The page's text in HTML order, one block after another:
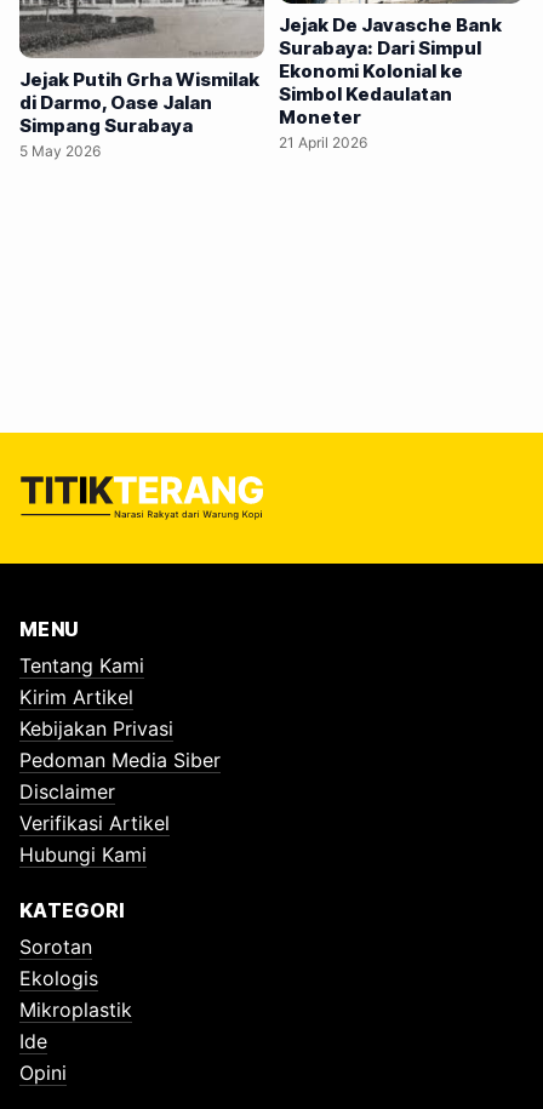
tenang dengan cat kusam dan tembok tebal peninggalan
kolonial. Di nomor 70 jalan sempit itu, Pabrik Siropen
Telasih tetap hidup setelah satu abad lebih. Pagi datang
pelan di Mliwis. Cahaya matahari jatuh…
Jejak Putih Grha Wismilak
di Darmo, Oase Jalan
Simpang Surabaya
5 May 2026
Jejak De Javasche Bank
Surabaya: Dari Simpul
Ekonomi Kolonial ke
Simbol Kedaulatan
Moneter
21 April 2026
MENU
Tentang Kami
Kirim Artikel
Kebijakan Privasi
Pedoman Media Siber
Disclaimer
Verifikasi Artikel
Hubungi Kami
KATEGORI
Sorotan
Ekologis
Mikroplastik
Ide
Opini